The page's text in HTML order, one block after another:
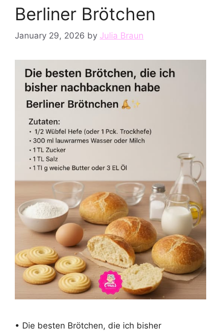
Berliner Brötchen
January 29, 2026 by Julia Braun
• Die besten Brötchen, die ich bisher